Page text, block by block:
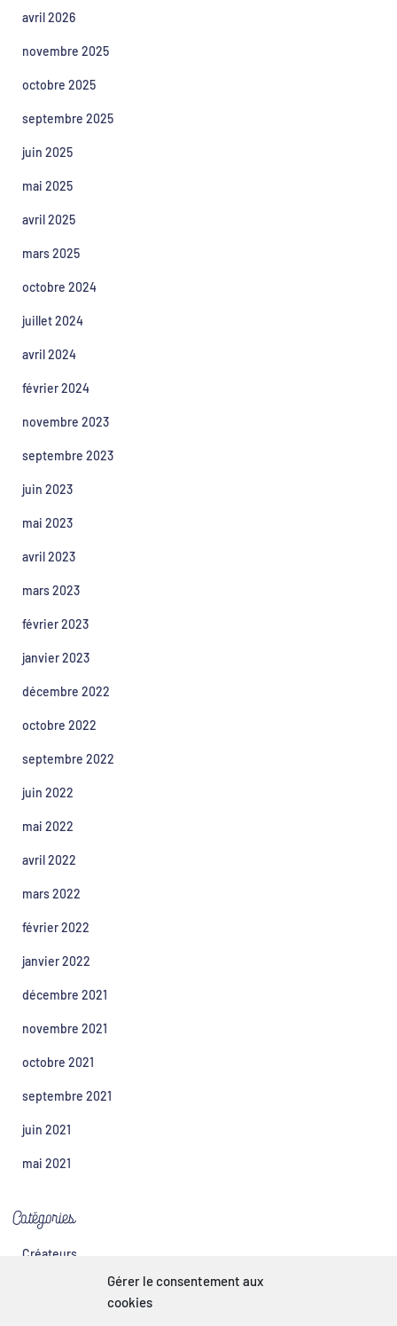
Gérer le consentement aux
cookies
avril 2026
novembre 2025
octobre 2025
septembre 2025
juin 2025
mai 2025
avril 2025
mars 2025
octobre 2024
juillet 2024
avril 2024
février 2024
novembre 2023
septembre 2023
juin 2023
mai 2023
avril 2023
mars 2023
février 2023
janvier 2023
décembre 2022
octobre 2022
septembre 2022
juin 2022
mai 2022
avril 2022
mars 2022
février 2022
janvier 2022
décembre 2021
novembre 2021
octobre 2021
septembre 2021
juin 2021
mai 2021
Catégories
Créateurs